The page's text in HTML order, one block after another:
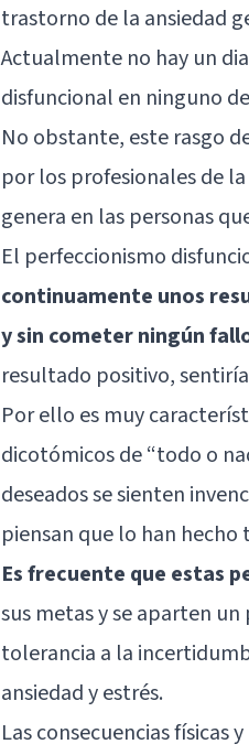
trastorno de la ansiedad
Actualmente no hay un
disfuncional en ninguno
No obstante, este rasgo
por los profesionales de
genera en las personas
El perfeccionismo
continuamente unos
y sin cometer ningún
resultado positivo,
Por ello es muy
dicotómicosde “todo o
deseados se sienten
piensan que lo han hecho
Es frecuente que estas
sus metas y se aparten
tolerancia a la
ansiedad y estrés.
Las consecuencias físicas